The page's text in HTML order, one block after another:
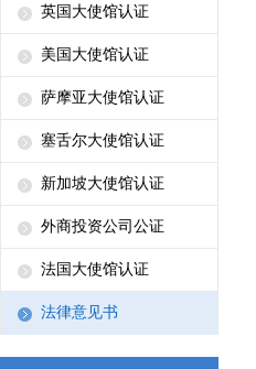
英国大使馆认证
美国大使馆认证
萨摩亚大使馆认证
塞舌尔大使馆认证
新加坡大使馆认证
外商投资公司公证
法国大使馆认证
法律意见书